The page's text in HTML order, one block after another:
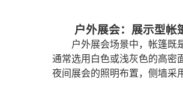
户外展会：展示型帐
户外展会场景中，帐篷既
通常选用白色或浅灰色的高密
夜间展会的照明布置，侧墙采